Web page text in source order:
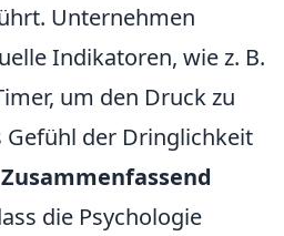
Unternehmen
Indikatoren, wie z. B.
um den Druck zu
Gefühl der Dringlichkeit
Zusammenfassend
die Psychologie